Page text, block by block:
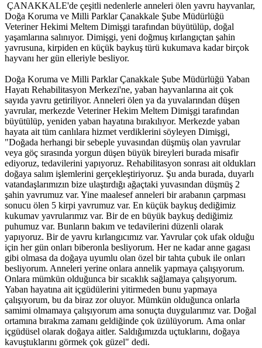
ÇANAKKALE'de çeşitli nedenlerle anneleri ölen yavru hayvanlar,
Doğa Koruma ve Milli Parklar Çanakkale Şube Müdürlüğü
Veteriner Hekimi Meltem Dimişgi tarafından büyütülüp, doğal
yaşamlarına salınıyor. Dimişgi, yeni doğmuş kırlangıçtan şahin
yavrusuna, kirpiden en küçük baykuş türü kukumava kadar birçok
hayvanı her gün elleriyle besliyor.
Doğa Koruma ve Milli Parklar Çanakkale Şube Müdürlüğü Yaban
Hayatı Rehabilitasyon Merkezi'ne, yaban hayvanlarına ait çok
sayıda yavru getiriliyor. Anneleri ölen ya da yuvalarından düşen
yavrular, merkezde Veteriner Hekim Meltem Dimişgi tarafından
büyütülüp, yeniden yaban hayatına bırakılıyor. Merkezde yaban
hayata ait tüm canlılara hizmet verdiklerini söyleyen Dimişgi,
"Doğada herhangi bir sebeple yuvasından düşmüş olan yavrular
veya göç sırasında yorgun düşen büyük bireyleri burada misafir
ediyoruz, tedavilerini yapıyoruz. Rehabilitasyon sonrası ait oldukları
doğaya salım işlemlerini gerçekleştiriyoruz. Şu anda burada, duyarlı
vatandaşlarımızın bize ulaştırdığı ağaçtaki yuvasından düşmüş 2
şahin yavrumuz var. Yine maalesef anneleri bir arabanın çarpması
sonucu ölen 5 kirpi yavrumuz var. En küçük baykuş dediğimiz
kukumav yavrularımız var. Bir de en büyük baykuş dediğimiz
puhumuz var. Bunların bakım ve tedavilerini düzenli olarak
yapıyoruz. Bir de yavru kırlangıcımız var. Yavrular çok ufak olduğu
için her gün onları biberonla besliyorum. Her ne kadar anne gagası
gibi olmasa da doğaya uyumlu olan özel bir tahta çubuk ile onları
besliyorum. Anneleri yerine onlara annelik yapmaya çalışıyorum.
Onlara mümkün olduğunca bir sıcaklık sağlamaya çalışıyorum.
Yaban hayatına ait içgüdülerini yitirmeden bunu yapmaya
çalışıyorum, bu da biraz zor oluyor. Mümkün olduğunca onlarla
samimi olmamaya çalışıyorum ama sonuçta duygularımız var. Doğal
ortamına bırakma zamanı geldiğinde çok üzülüyorum. Ama onlar
içgüdüsel olarak doğaya aitler. Saldığımızda uçtuklarını, doğaya
kavuştuklarını görmek çok güzel" dedi.